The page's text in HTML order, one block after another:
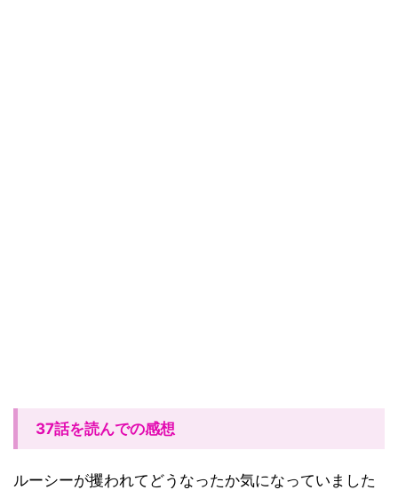
37話を読んでの感想
ルーシーが攫われてどうなったか気になっていました